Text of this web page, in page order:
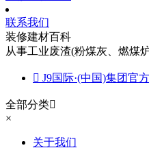
联系我们
装修建材百科
从事工业废渣(粉煤灰、燃煤
 J9国际·(中国)集团官
全部分类
×
关于我们